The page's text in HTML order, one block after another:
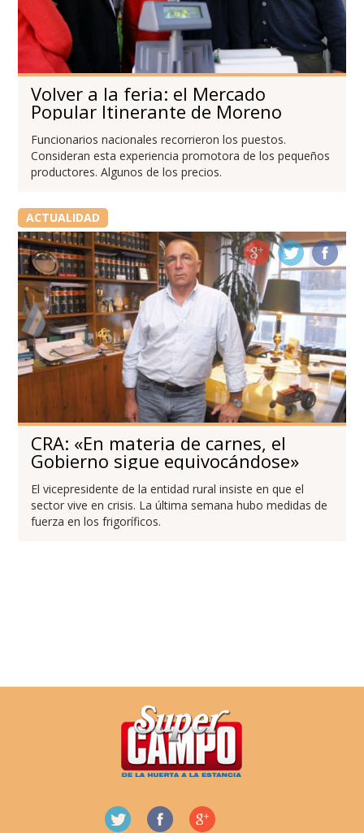
Volver a la feria: el Mercado
Popular Itinerante de Moreno
Funcionarios nacionales recorrieron los puestos.
Consideran esta experiencia promotora de los pequeños
productores. Algunos de los precios.
ACTUALIDAD
CRA: «En materia de carnes, el
Gobierno sigue equivocándose»
El vicepresidente de la entidad rural insiste en que el
sector vive en crisis. La última semana hubo medidas de
fuerza en los frigoríficos.